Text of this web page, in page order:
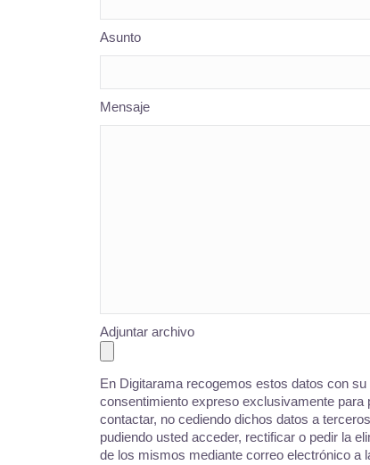
Asunto
Mensaje
Adjuntar archivo
En Digitarama recogemos estos datos con su
consentimiento expreso exclusivamente para
contactar, no cediendo dichos datos a
pudiendo usted acceder, rectificar o pedir la
de los mismos mediante correo electrónico a